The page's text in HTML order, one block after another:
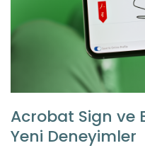
Acrobat Sign ve
Yeni Deneyimler